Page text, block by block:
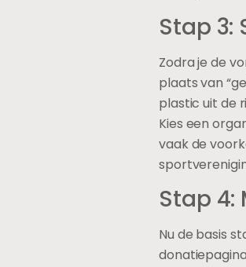
Stap 3:
Zodra je de
plaats van
plastic uit de
Kies een
vaak de
Stap 4:
Nu de basis